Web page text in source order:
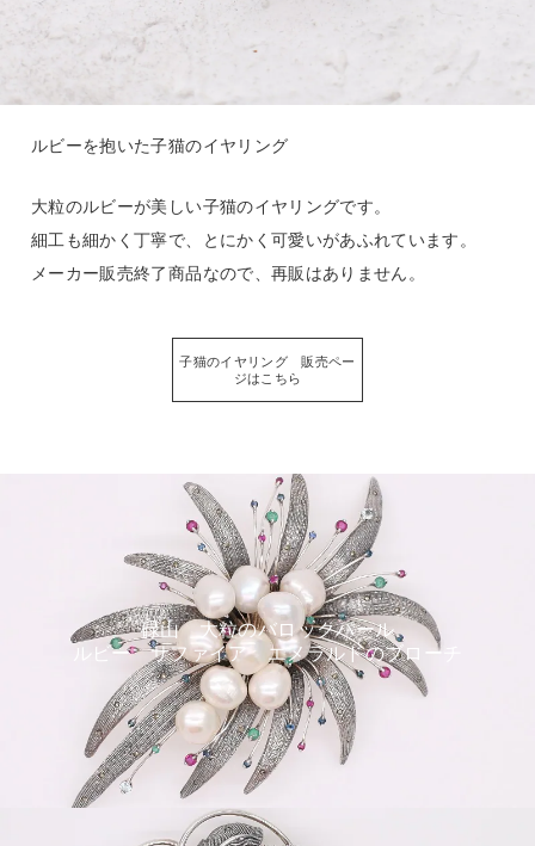
ルビーを抱いた子猫のイヤリング
大粒のルビーが美しい子猫のイヤリングです。
細工も細かく丁寧で、とにかく可愛いがあふれています。
メーカー販売終了商品なので、再販はありません。
子猫のイヤリング 販売ペー
ジはこちら
碌山 大粒のバロックパール
ルビー サファイア エメラルドのブローチ